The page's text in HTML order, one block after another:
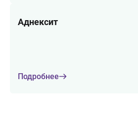
Аднексит
Подробнее